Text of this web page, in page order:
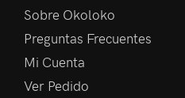
Sobre Okoloko
Preguntas Frecuentes
Mi Cuenta
Ver Pedido